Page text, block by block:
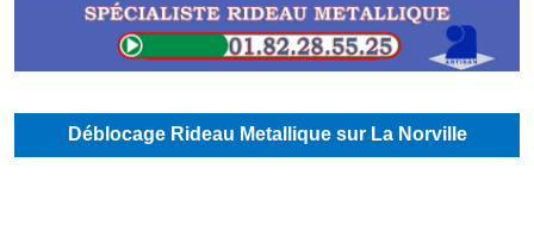
Déblocage Rideau Metallique sur La Norville